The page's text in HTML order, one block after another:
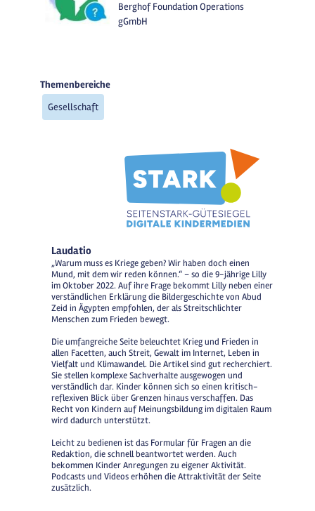
Berghof Foundation Operations
gGmbH
Themenbereiche
Gesellschaft
Laudatio
„Warum muss es Kriege geben? Wir haben doch einen
Mund, mit dem wir reden können.“ – so die 9-jährige Lilly
im Oktober 2022. Auf ihre Frage bekommt Lilly neben einer
verständlichen Erklärung die Bildergeschichte von Abud
Zeid in Ägypten empfohlen, der als Streitschlichter
Menschen zum Frieden bewegt.
Die umfangreiche Seite beleuchtet Krieg und Frieden in
allen Facetten, auch Streit, Gewalt im Internet, Leben in
Vielfalt und Klimawandel. Die Artikel sind gut recherchiert.
Sie stellen komplexe Sachverhalte ausgewogen und
verständlich dar. Kinder können sich so einen kritisch-
reflexiven Blick über Grenzen hinaus verschaffen. Das
Recht von Kindern auf Meinungsbildung im digitalen Raum
wird dadurch unterstützt.
Leicht zu bedienen ist das Formular für Fragen an die
Redaktion, die schnell beantwortet werden. Auch
bekommen Kinder Anregungen zu eigener Aktivität.
Podcasts und Videos erhöhen die Attraktivität der Seite
zusätzlich.